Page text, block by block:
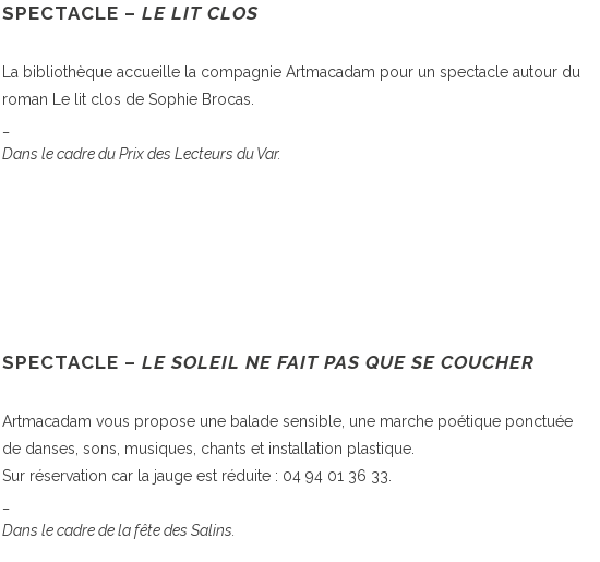
SPECTACLE – LE LIT CLOS
La bibliothèque accueille la compagnie Artmacadam pour un spectacle autour du
roman Le lit clos de Sophie Brocas.
Dans le cadre du Prix des Lecteurs du Var.
SPECTACLE – LE SOLEIL NE FAIT PAS QUE SE COUCHER
Artmacadam vous propose une balade sensible, une marche poétique ponctuée
de danses, sons, musiques, chants et installation plastique.
Sur réservation car la jauge est réduite : 04 94 01 36 33.
Dans le cadre de la fête des Salins.